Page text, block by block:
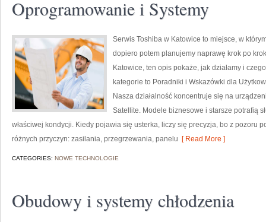
Oprogramowanie i Systemy
Serwis Toshiba w Katowice to miejsce, w
dopiero potem planujemy naprawę krok po
Katowice, ten opis pokaże, jak działamy i
kategorie to Poradniki i Wskazówki dla
Nasza działalność koncentruje się na
Satellite. Modele biznesowe i starsze potrafią
właściwej kondycji. Kiedy pojawia się usterka, liczy się precyzja, bo z pozoru
różnych przyczyn: zasilania, przegrzewania, panelu [ Read More ]
CATEGORIES: NOWE TECHNOLOGIE
Obudowy i systemy chłodzenia